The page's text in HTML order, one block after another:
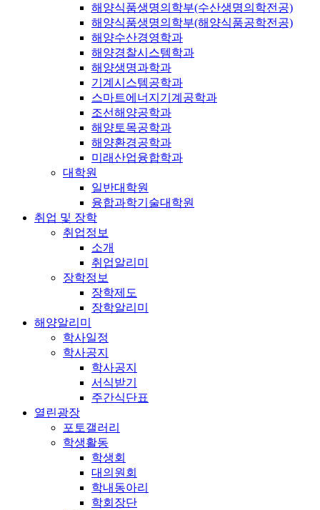
해양식품생명의학부(수산생명의학전공)
해양식품생명의학부(해양식품공학전공)
해양수산경영학과
해양경찰시스템학과
해양생명과학과
기계시스템공학과
스마트에너지기계공학과
조선해양공학과
해양토목공학과
해양환경공학과
미래산업융합학과
대학원
일반대학원
융합과학기술대학원
취업 및 장학
취업정보
소개
취업알리미
장학정보
장학제도
장학알리미
해양알리미
학사일정
학사공지
학사공지
서식받기
주간식단표
열린광장
포토갤러리
학생활동
학생회
대의원회
학내동아리
학회장단